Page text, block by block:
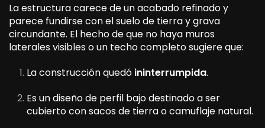
La estructura carece de un acabado refinado y
parece fundirse con el suelo de tierra y grava
circundante. El hecho de que no haya muros
laterales visibles o un techo completo sugiere que:
La construcción quedó ininterrumpida.
Es un diseño de perfil bajo destinado a ser
cubierto con sacos de tierra o camuflaje natural.